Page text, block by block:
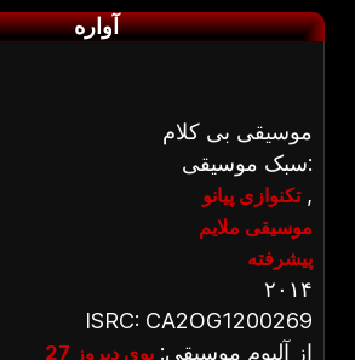
آواره
موسیقی بی کلام
سبک موسیقی:
تکنوازی پیانو,
موسیقی ملایم
پیشرفته
۲۰۱۴
ISRC: CA2OG1200269
از آلبوم موسیقی: بوی دیروز 27